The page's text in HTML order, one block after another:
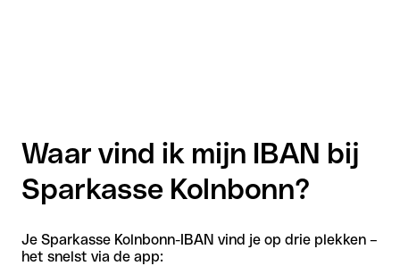
Waar vind ik mijn IBAN bij
Sparkasse Kolnbonn?
Je Sparkasse Kolnbonn-IBAN vind je op drie plekken –
het snelst via de app: